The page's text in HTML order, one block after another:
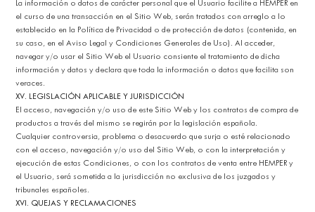
La información o datos de carácter personal que el Usuario facilite a HEMPER en
el curso de una transacción en el Sitio Web, serán tratados con arreglo a lo
establecido en la Política de Privacidad o de protección de datos (contenida, en
su caso, en el Aviso Legal y Condiciones Generales de Uso). Al acceder,
navegar y/o usar el Sitio Web el Usuario consiente el tratamiento de dicha
información y datos y declara que toda la información o datos que facilita son
veraces.
XV. LEGISLACIÓN APLICABLE Y JURISDICCIÓN
El acceso, navegación y/o uso de este Sitio Web y los contratos de compra de
productos a través del mismo se regirán por la legislación española.
Cualquier controversia, problema o desacuerdo que surja o esté relacionado
con el acceso, navegación y/o uso del Sitio Web, o con la interpretación y
ejecución de estas Condiciones, o con los contratos de venta entre HEMPER y
el Usuario, será sometida a la jurisdicción no exclusiva de los juzgados y
tribunales españoles.
XVI. QUEJAS Y RECLAMACIONES